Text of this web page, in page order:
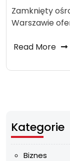
Zamknięty
Warszawie
Read More
Kategorie
Biznes